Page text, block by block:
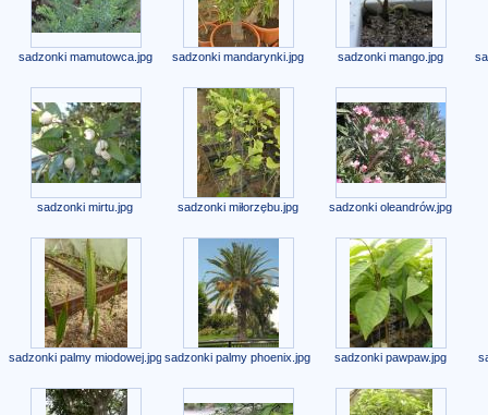
sadzonki mamutowca.jpg sadzonki mandarynki.jpg sadzonki mango.jpg
sadzonki mirtu.jpg sadzonki miłorzębu.jpg sadzonki oleandrów.jpg
sadzonki palmy miodowej.jpg sadzonki palmy phoenix.jpg sadzonki pawpaw.jpg